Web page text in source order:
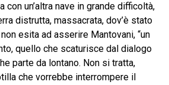
con un’altra nave in grande difficoltà,
distrutta, massacrata, dov’è stato
esita ad asserire Mantovani, “un
quello che scaturisce dal dialogo
parte da lontano. Non si tratta,
che vorrebbe interrompere il